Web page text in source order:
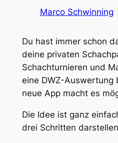
Marco Schwinning
Du hast immer schon
deine privaten
Schachturnieren und
eine DWZ-Auswertung
neue App macht es
Die Idee ist ganz
drei Schritten